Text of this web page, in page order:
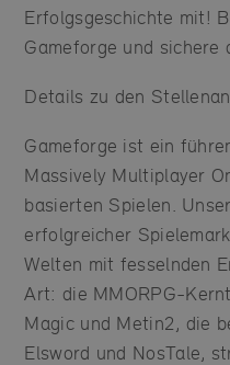
Erfolgsgeschichte mit!
Gameforge und sichere
Details zu den
Gameforge ist ein
Massively Multiplayer
basierten Spielen.
erfolgreicher
Welten mit fesselnden
Art: die MMORPG-
Magic und Metin2, die
Elsword und NosTale,